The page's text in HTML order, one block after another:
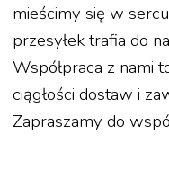
mieścimy się w
przesyłek trafia do
Współpraca z nami
ciągłości dostaw i
Zapraszamy do